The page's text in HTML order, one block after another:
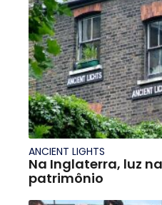
ANCIENT LIGHTS
Na Inglaterra, luz
patrimônio